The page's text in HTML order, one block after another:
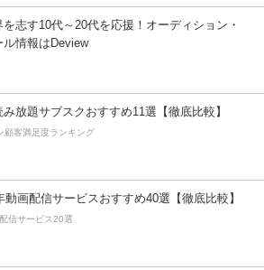
を志す10代～20代を応援！オーディション・
ル情報はDeview
放題サブスクおすすめ11選【徹底比較】
顧客満足度ランキング
動画配信サービスおすすめ40選【徹底比較】
信サービス20選